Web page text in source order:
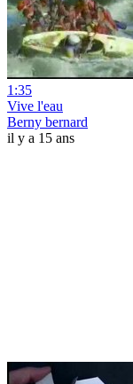
1:35
Vive l'eau
Berny bernard
il y a 15 ans